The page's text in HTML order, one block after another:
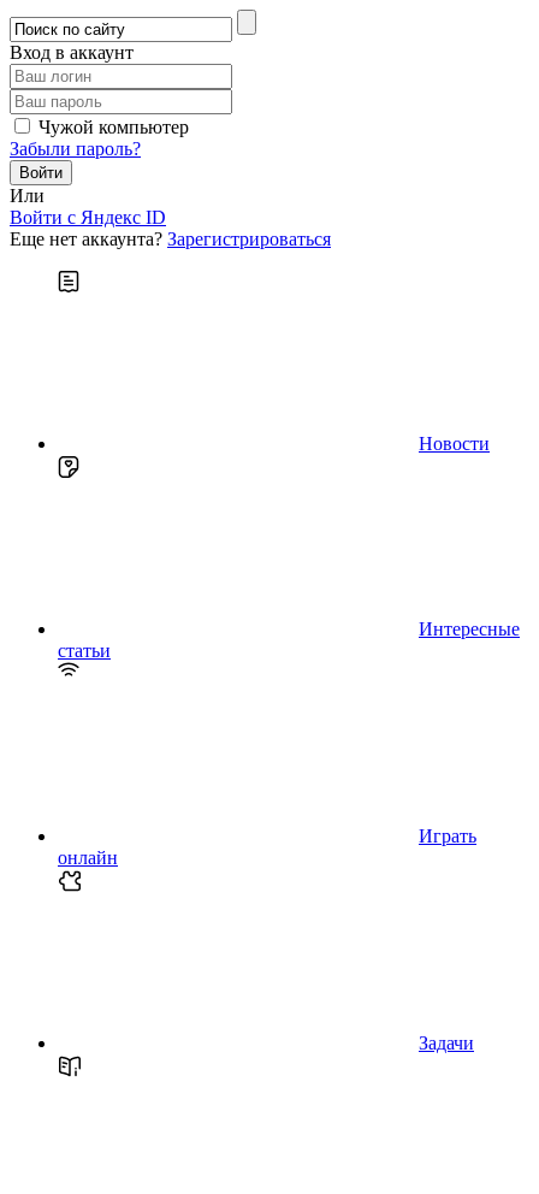
Вход в аккаунт
Чужой компьютер
Забыли пароль?
Или
Войти c Яндекс ID
Еще нет аккаунта? Зарегистрироваться
Новости
Интересные
статьи
Играть
онлайн
Задачи